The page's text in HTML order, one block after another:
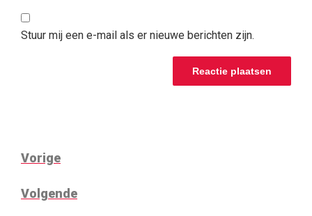
Stuur mij een e-mail als er nieuwe berichten zijn.
BERICHTNAVIGATIE
Vorig
Vorige
Volgend
Volgende